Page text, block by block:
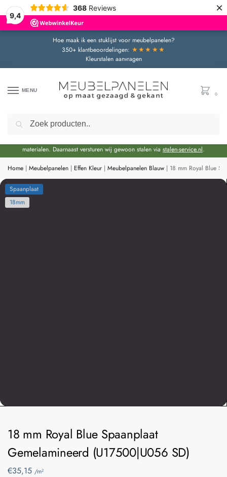
9,4
368 Reviews ×
Hoe maak ik een stuklijst voor meubelpanelen?
350+ klantbeoordelingen: ★★★★★
Kleurstalen aanvragen
MENU
0
Door de bouwvakperiode geldt momenteel een extra levertijd van circa 3 weken
materialen. Daarnaast versturen wij gewoon stalen via stalen-service.nl.
Home | Meubelpanelen | Effen Kleur | Meubelpanelen Blauw | 18 mm Royal Blue
Spaanplaat
18mm
18 mm Royal Blue Spaanplaat
Gemelamineerd (U17500|U056 SD)
€35,15 /m²